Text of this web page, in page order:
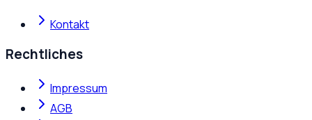
Kontakt
Rechtliches
Impressum
AGB